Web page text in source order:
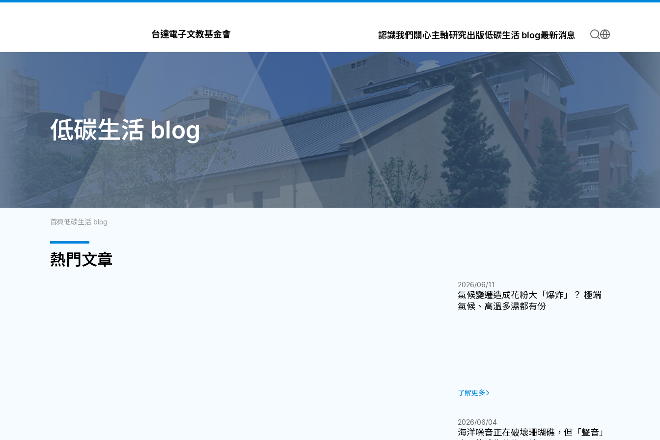
台達電子文教基金會 認識我們關心主軸研究出版低碳生活 blog最新消息
低碳生活 blog
首頁低碳生活 blog
熱門文章
氣候變遷造成花粉大「爆炸」？ 極端
氣候、高溫多濕都有份
2026/06/11
了解更多
海洋噪音正在破壞珊瑚礁，但「聲音」
2026/06/04